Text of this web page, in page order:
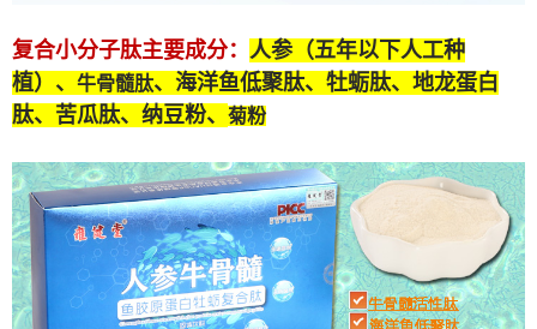
复合小分子肽主要成分： 人参（五年以下人工种
植）、 牛骨髓肽、海洋鱼低聚肽、牡蛎肽、 地龙蛋白
肽、苦瓜肽、纳豆粉、 菊粉